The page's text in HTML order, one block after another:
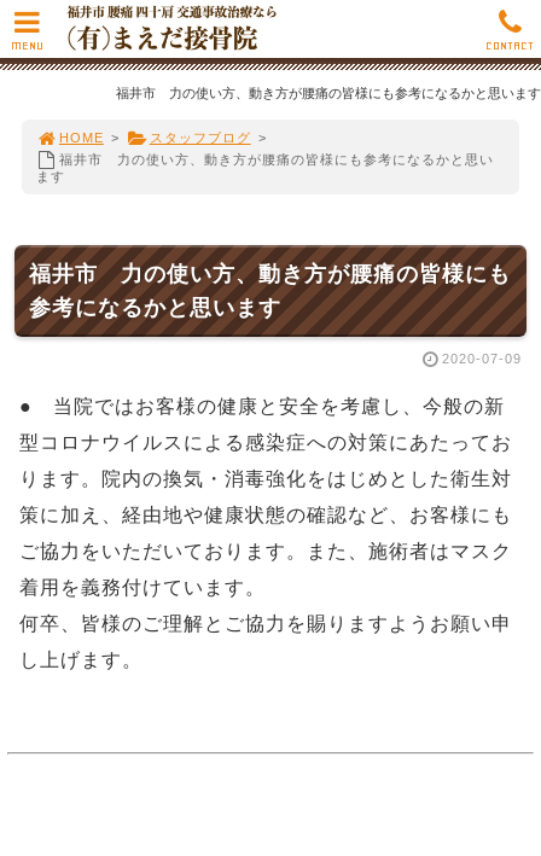
福井市 力の使い方、動き方が腰痛の皆様にも参考になるかと思います
HOME > スタッフブログ >
福井市 力の使い方、動き方が腰痛の皆様にも参考になるかと思い
ます
福井市 力の使い方、動き方が腰痛の皆様にも
参考になるかと思います
2020-07-09
● 当院ではお客様の健康と安全を考慮し、今般の新
型コロナウイルスによる感染症への対策にあたってお
ります。院内の換気・消毒強化をはじめとした衛生対
策に加え、経由地や健康状態の確認など、お客様にも
ご協力をいただいております。また、施術者はマスク
着用を義務付けています。
何卒、皆様のご理解とご協力を賜りますようお願い申
し上げます。
MENU CONTACT